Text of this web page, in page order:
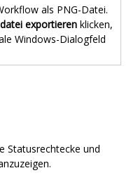
als PNG-Datei.
exportieren klicken,
Windows-Dialogfeld
Statusrechtecke und